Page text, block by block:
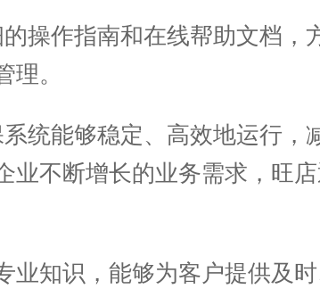
的操作指南和在线帮助文档，
。
统能够稳定、高效地运行，
业不断增长的业务需求，旺
业知识，能够为客户提供及